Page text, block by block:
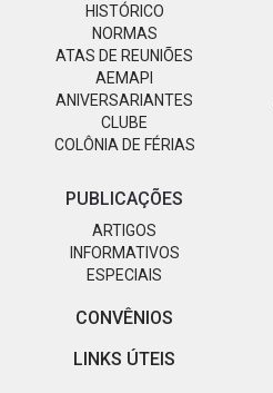
HISTÓRICO
NORMAS
ATAS DE REUNIÕES
AEMAPI
ANIVERSARIANTES
CLUBE
COLÔNIA DE FÉRIAS
PUBLICAÇÕES
ARTIGOS
INFORMATIVOS
ESPECIAIS
CONVÊNIOS
LINKS ÚTEIS